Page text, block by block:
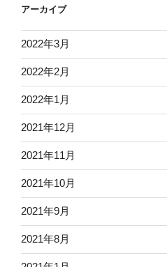
アーカイブ
2022年3月
2022年2月
2022年1月
2021年12月
2021年11月
2021年10月
2021年9月
2021年8月